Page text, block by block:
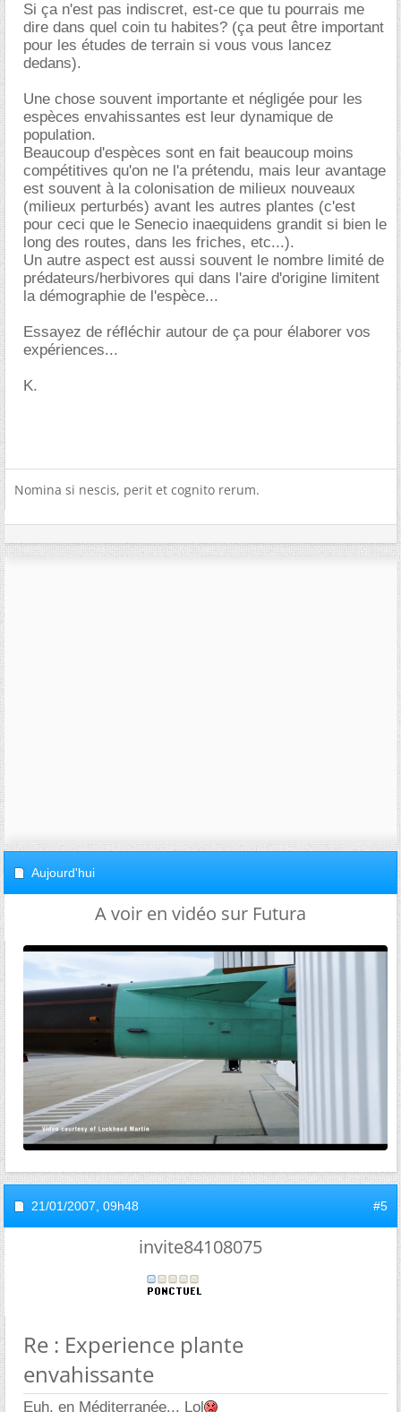
Si ça n'est pas indiscret, est-ce que tu pourrais me
dire dans quel coin tu habites? (ça peut être important
pour les études de terrain si vous vous lancez
dedans).
Une chose souvent importante et négligée pour les
espèces envahissantes est leur dynamique de
population.
Beaucoup d'espèces sont en fait beaucoup moins
compétitives qu'on ne l'a prétendu, mais leur avantage
est souvent à la colonisation de milieux nouveaux
(milieux perturbés) avant les autres plantes (c'est
pour ceci que le Senecio inaequidens grandit si bien le
long des routes, dans les friches, etc...).
Un autre aspect est aussi souvent le nombre limité de
prédateurs/herbivores qui dans l'aire d'origine limitent
la démographie de l'espèce...
Essayez de réfléchir autour de ça pour élaborer vos
expériences...
K.
Nomina si nescis, perit et cognito rerum.
Aujourd'hui
A voir en vidéo sur Futura
21/01/2007, 09h48 #5
invite84108075
Re : Experience plante
envahissante
Euh, en Méditerranée... Lol